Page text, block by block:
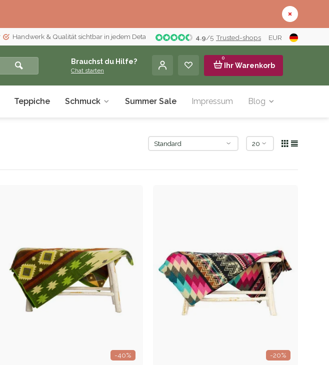
Handwerk & Qualität sichtbar in jedem Detail 4.9/5 Trusted-shops EUR
Brauchst du Hilfe?
Chat starten
0
Ihr Warenkorb
Teppiche Schmuck Summer Sale Impressum Blog
-40% -20%